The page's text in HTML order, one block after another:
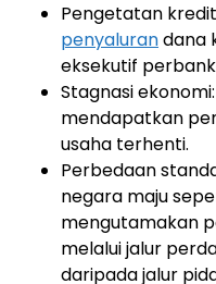
Pengetatan
penyalurandana
eksekutif
Stagnasi
mendapatkan
usaha terhenti.
Perbedaan
negara maju
mengutamakan
melalui jalur
daripada jalur